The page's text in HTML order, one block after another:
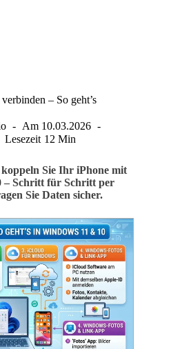
– So geht’s
Am 10.03.2026
Lesezeit 12 Min
Sie Ihr iPhone mit
– Schritt für Schritt per
Sie Daten sicher.